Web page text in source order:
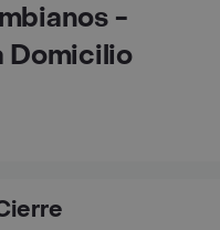
-
Domicilio